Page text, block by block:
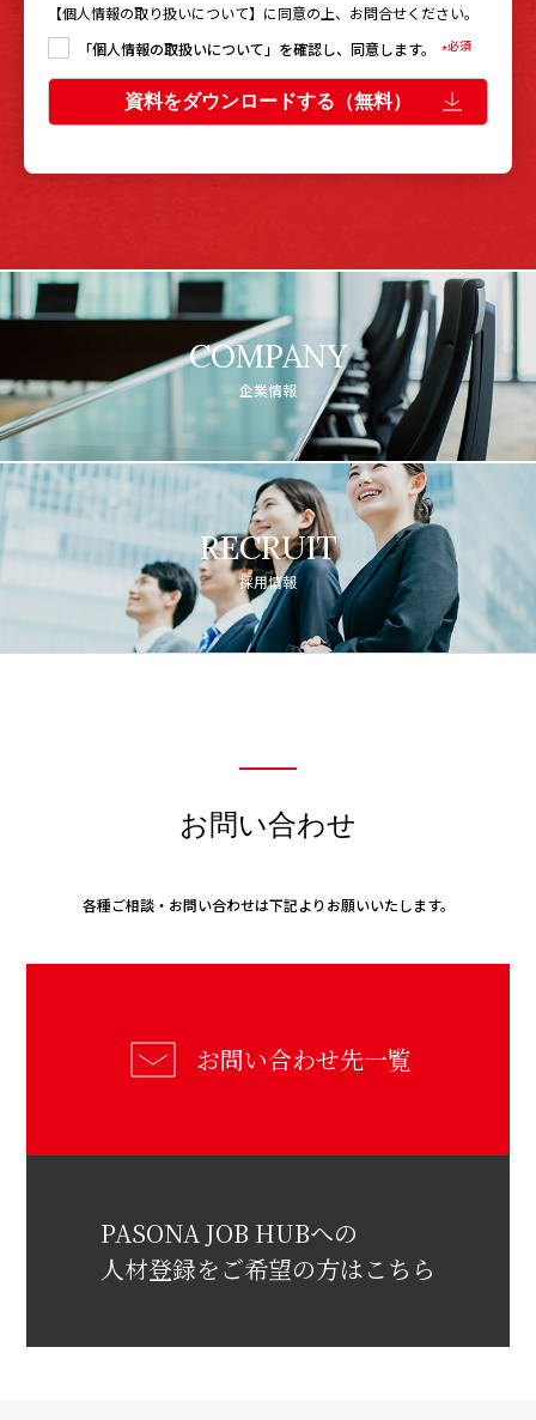
【個人情報の取り扱いについて】に同意の上、お問合せください。
「個人情報の取扱いについて」を確認し、同意します。
*
COMPANY
企業情報
RECRUIT
採用情報
お問い合わせ
各種ご相談・お問い合わせは下記よりお願いいたします。
お問い合わせ先一覧
PASONA JOB HUBへの
人材登録をご希望の方はこちら